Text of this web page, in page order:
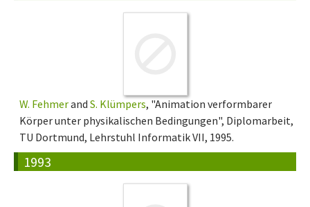
W. Fehmerand S. Klümpers, "Animation verformbarer
Körper unter physikalischen Bedingungen", Diplomarbeit,
TU Dortmund, Lehrstuhl Informatik VII, 1995.
1993